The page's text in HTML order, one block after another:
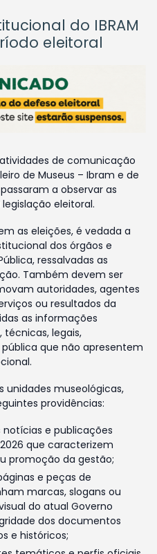
do IBRAM
eleitoral
de comunicação
de Museus – Ibram e de
a observar as
eleitoral.
as eleições, é vedada a
dos órgãos e
ressalvadas as
Também devem ser
autoridades, agentes
ou resultados da
as informações
legais,
que não apresentem
unidades museológicas,
providências:
e publicações
que caracterizem
promoção da gestão;
e peças de
marcas, slogans ou
do atual Governo
dos documentos
e históricos;